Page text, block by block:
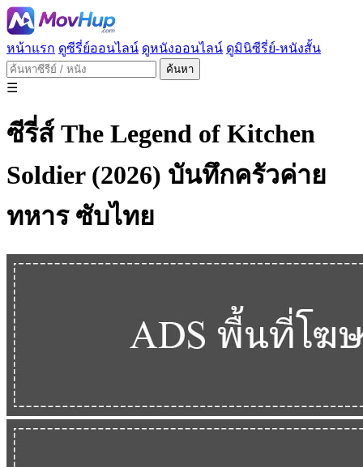
หน้าแรก ดูซีรี่ย์ออนไลน์ ดูหนังออนไลน์ ดูมินิซีรี่ย์-หนังสั้น
ค้นหา
☰
ซีรี่ส์ The Legend of Kitchen
Soldier (2026) บันทึกครัวค่าย
ทหาร ซับไทย